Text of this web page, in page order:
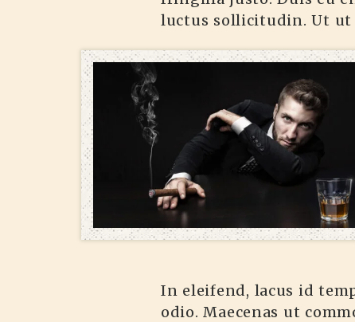
luctus sollicitudin. Ut ut
In eleifend, lacus id
odio. Maecenas ut